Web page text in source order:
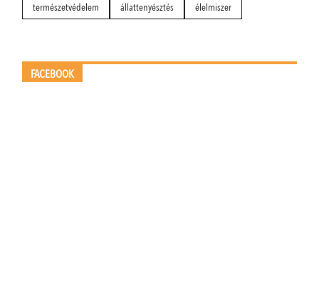
természetvédelem
állattenyésztés élelmiszer
FACEBOOK